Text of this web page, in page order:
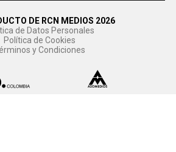
DE RCN MEDIOS 2026
de Datos Personales
Política de Cookies
y Condiciones